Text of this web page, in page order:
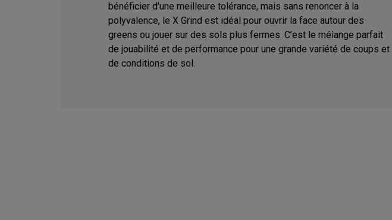
bénéficier d’une meilleure tolérance, mais sans renoncer à la
polyvalence, le X Grind est idéal pour ouvrir la face autour des
greens ou jouer sur des sols plus fermes. C’est le mélange parfait
de jouabilité et de performance pour une grande variété de coups et
de conditions de sol.